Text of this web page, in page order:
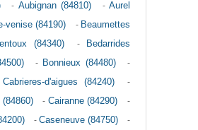
- Aubignan (84810) -Aurel
venise (84190) - Beaumettes
(84340) -
Bedarrides
- Bonnieux (84480)
-
Cabrieres-d'aigues (84240)
-
- Cairanne (84290)
-
- Caseneuve (84750)
-